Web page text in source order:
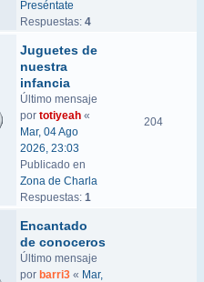
Preséntate
Respuestas: 4
Juguetes de
nuestra
infancia
Último mensaje
por totiyeah «
Mar, 04 Ago
2026, 23:03
Publicado en
Zona de Charla
Respuestas: 1
204
Encantado
de conoceros
Último mensaje
por barri3 « Mar,